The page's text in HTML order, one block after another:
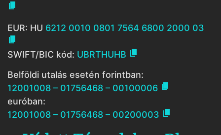

EUR: HU 6212 0010 0801 7564 6800 2000 03

SWIFT/BIC kód: UBRTHUHB 
Belföldi utalás esetén forintban:
12001008 – 01756468 – 00100006 
euróban:
12001008 – 01756468 – 00200003 